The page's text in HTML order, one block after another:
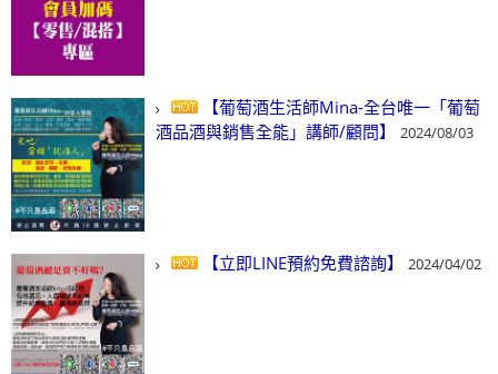
【葡萄酒生活師Mina-全台唯一「葡萄
酒品酒與銷售全能」講師/顧問】
2024/08/03
【立即LINE預約免費諮詢】 2024/04/02